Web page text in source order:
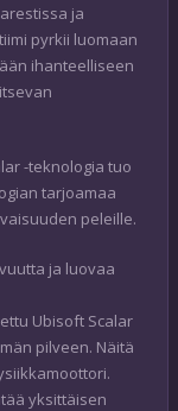
ja
pyrkii luomaan
ihanteelliseen
-teknologia tuo
tarjoamaa
peleille.
ja luovaa
Ubisoft Scalar
pilveen. Näitä
yksittäisen